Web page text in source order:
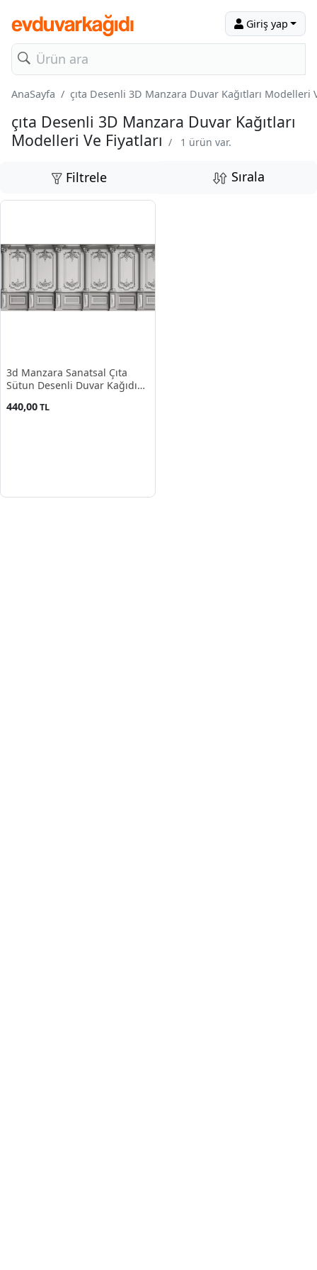
Giriş yap
AnaSayfa çıta Desenli 3D Manzara Duvar Kağıtları Modelleri
çıta Desenli 3D Manzara Duvar Kağıtları
Modelleri Ve Fiyatları / 1 ürün var.
Filtrele Sırala
3d Manzara Sanatsal Çıta
Sütun Desenli Duvar Kağıdı
440,00TL